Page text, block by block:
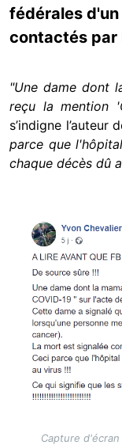
fédérales
contactés par
"Une dame dont
reçu la mention
s’indigne l’auteur
parce que
chaque décès dû
Image
Capture